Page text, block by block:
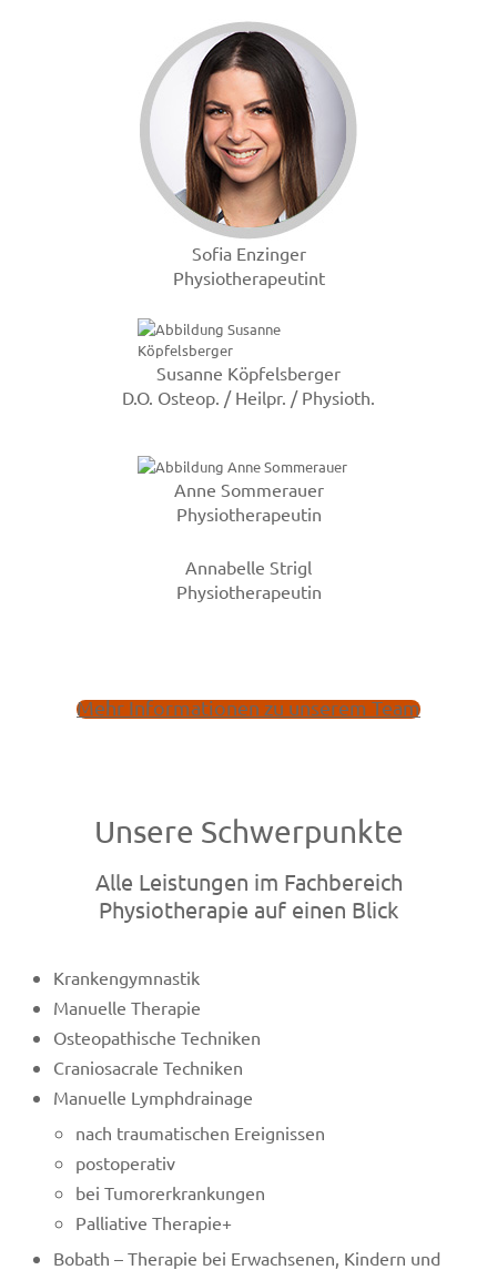
Sofia Enzinger
Physiotherapeutint
Susanne Köpfelsberger
D.O. Osteop. / Heilpr. / Physioth.
Anne Sommerauer
Physiotherapeutin
Annabelle Strigl
Physiotherapeutin
Mehr Informationen zu unserem Team
Unsere Schwerpunkte
Alle Leistungen im Fachbereich
Physiotherapie auf einen Blick
Krankengymnastik
Manuelle Therapie
Osteopathische Techniken
Craniosacrale Techniken
Manuelle Lymphdrainage
nach traumatischen Ereignissen
postoperativ
bei Tumorerkrankungen
Palliative Therapie+
Bobath – Therapie bei Erwachsenen, Kindern und